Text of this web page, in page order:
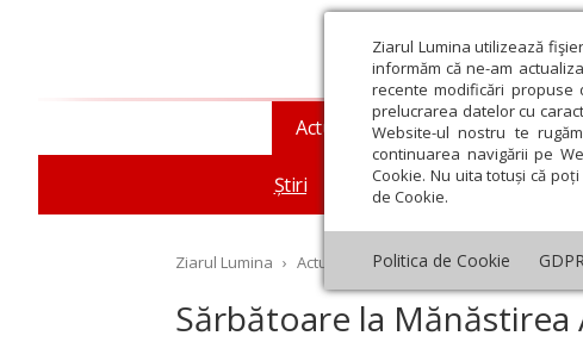
Ziarul Lumina utilizează
informăm că ne-am
recente modificări propuse
prelucrarea datelor cu
Website-ul nostru te
continuarea navigării pe
Cookie. Nu uita totuși că
de Cookie.
Politica de Cookie
Actualitate religioasă
Știri Mesaje și cuvântări
Ziarul Lumina › Actualitate religioasă › Știri ›
Sărbătoare la